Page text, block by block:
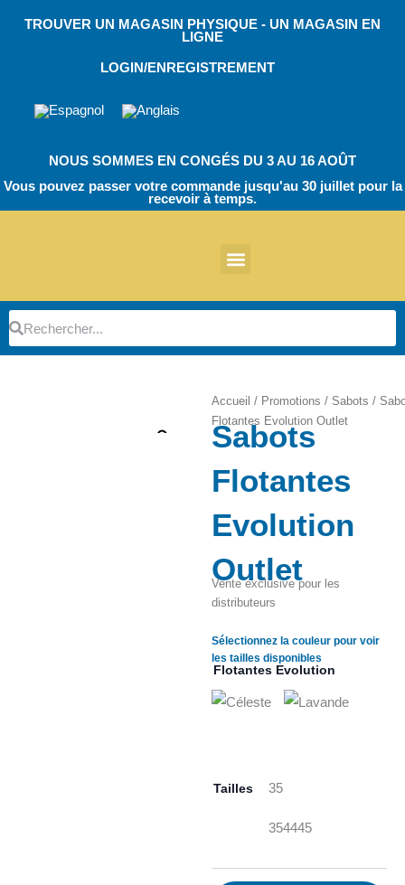
TROUVER UN MAGASIN PHYSIQUE - UN MAGASIN EN
LIGNE
LOGIN/ENREGISTREMENT
NOUS SOMMES EN CONGÉS DU 3 AU 16 AOÛT
Vous pouvez passer votre commande jusqu'au 30 juillet pour la
recevoir à temps.
Rechercher
Rechercher
Zoom
Accueil / Promotions / Sabots /
Flotantes Evolution Outlet
Sabots
Flotantes
Evolution
Outlet
Vente exclusive pour les
distributeurs
Sélectionnez la couleur pour voir
les tailles disponibles
Flotantes Evolution
Tailles 35
354445